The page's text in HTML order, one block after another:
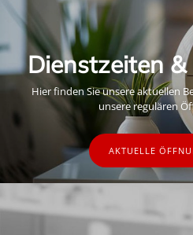
Dienstzeiten
Hier finden Sie unsere aktuellen
unsere regulären
AKTUELLE